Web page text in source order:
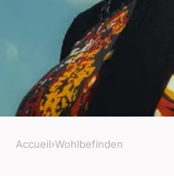
Accueil›Wohlbefinden